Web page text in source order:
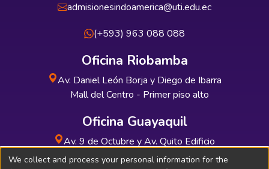
admisionesindoamerica@uti.edu.ec
(+593) 963 088 088
Oficina Riobamba
Av. Daniel León Borja y Diego de Ibarra
Mall del Centro - Primer piso alto
Oficina Guayaquil
Av. 9 de Octubre y Av. Quito Edificio
INDUAUTO - Planta baja
We collect and process your personal information for the